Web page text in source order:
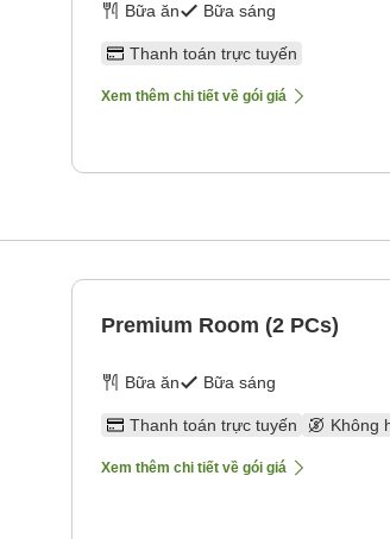
Bữa ăn Bữa sáng
Thanh toán trực tuyến
Xem thêm chi tiết về gói giá
Premium Room (2 PCs)
Bữa ăn Bữa sáng
Thanh toán trực tuyến Không
Xem thêm chi tiết về gói giá